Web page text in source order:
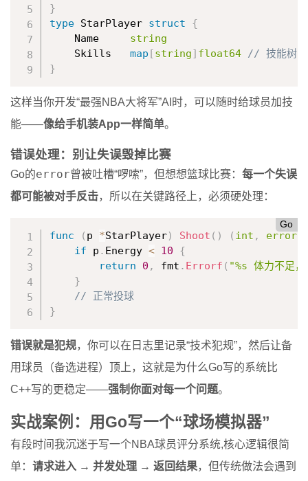
}
type StarPlayer struct
{
    Name
string
    Skills
map [string] float64
// 技能树：
}
这样当你开发“最强NBA大将军”AI时，可以随时给球员加技
能——像给手机装App一样简单。
错误处理：别让失误毁掉比赛
Go的error曾被吐槽“啰嗦”，但想想篮球比赛： 每一个失误
都可能被对手反击，所以在关键路径上，必须硬处理：
Go
func ( p *StarPlayer) Shoot ( ) ( int , error)
if p . Energy < 10
{
return
0 , fmt . Errorf ( "%s 体力不足
}
// 正常投球
}
错误就是犯规，你可以在日志里记录“技术犯规”，然后让备
用球员（备选进程）顶上，这就是为什么Go写的系统比
C++写的更稳定——强制你面对每一个问题。
实战案例：用Go写一个“球场模拟器”
有段时间我沉迷于写一个NBA球员评分系统,核心逻辑很简
单： 请求进入 → 并发处理 → 返回结果，但传统做法会遇到